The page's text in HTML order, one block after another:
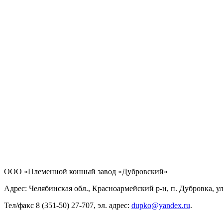
ООО «Племенной конный завод «Дубровский»
Адрес: Челябинская обл., Красноармейский р-н, п. Дубровка,
Тел/факс 8 (351-50) 27-707, эл. адрес: dupko@yandex.ru.